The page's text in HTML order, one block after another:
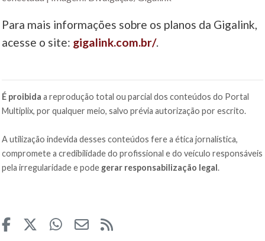
Para mais informações sobre os planos da Gigalink,
acesse o site: gigalink.com.br/.
É proibida a reprodução total ou parcial dos conteúdos do Portal
Multiplix, por qualquer meio, salvo prévia autorização por escrito.
A utilização indevida desses conteúdos fere a ética jornalística,
compromete a credibilidade do profissional e do veículo responsáveis
pela irregularidade e pode gerar responsabilização legal.